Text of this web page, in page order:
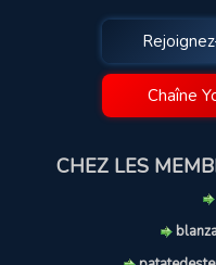
Chaîne
CHEZ LES